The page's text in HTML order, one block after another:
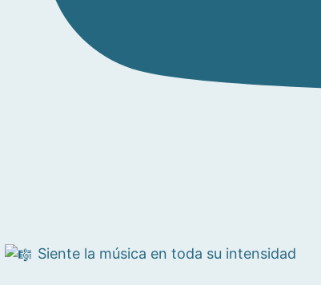
Siente la música en toda su intensidad